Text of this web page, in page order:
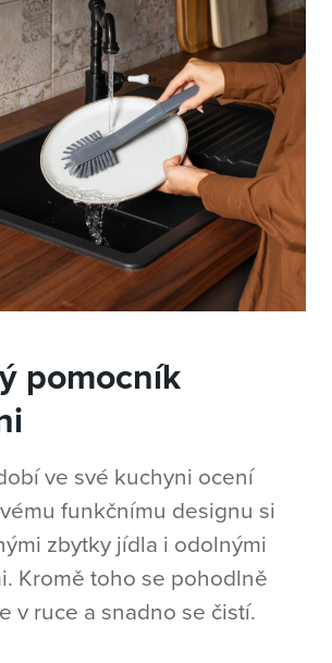
pomocník
ve své kuchyni ocení
funkčnímu designu si
zbytky jídla i odolnými
Kromě toho se pohodlně
v ruce a snadno se čistí.